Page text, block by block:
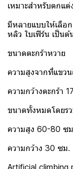
เหมาะสำหรับตกแ
มีหลายแบบให้เลือก
หลิว ใบเฟิร์น เป็นต้
ขนาดตะกร้าหวาย
ความสูงจากที่แขว
ความกว้างตะกร้า
ขนาดทั้งหมดโดยร
ความสูง 60-80 ซ
ความกว้าง 30 ซม.
Artificial climbing